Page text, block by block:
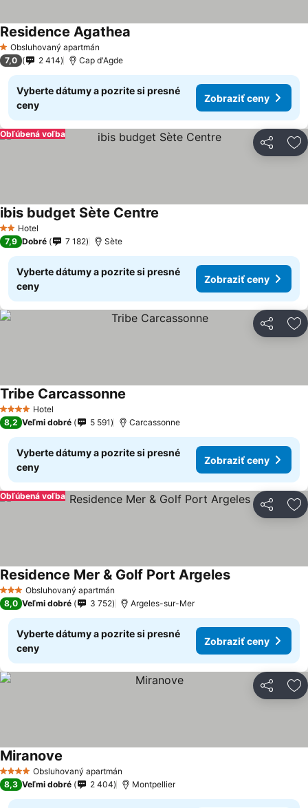
1 Počet hviezdičiek
Obsluhovaný apartmán
Residence Agathea
7,0 2 414 Cap d'Agde
Vyberte dátumy a pozrite si presné
ceny
Zobraziť ceny
Zdieľať
Obľúbená voľba
2 Počet hviezdičiek
Hotel
ibis budget Sète Centre
7,9 Dobré 7 182 Sète
Vyberte dátumy a pozrite si presné
ceny
Zobraziť ceny
Zdieľať
4 Počet hviezdičiek
Hotel
Tribe Carcassonne
8,2 Veľmi dobré 5 591 Carcassonne
Vyberte dátumy a pozrite si presné
ceny
Zobraziť ceny
Zdieľať
Obľúbená voľba
3 Počet hviezdičiek
Obsluhovaný apartmán
Residence Mer & Golf Port Argeles
8,0 Veľmi dobré 3 752 Argeles-sur-Mer
Vyberte dátumy a pozrite si presné
ceny
Zobraziť ceny
Zdieľať
4 Počet hviezdičiek
Obsluhovaný apartmán
Miranove
8,3 Veľmi dobré 2 404 Montpellier